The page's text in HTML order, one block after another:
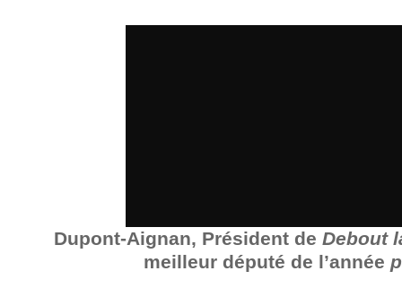
Dupont-Aignan, Président de Debout
meilleur député de l’année